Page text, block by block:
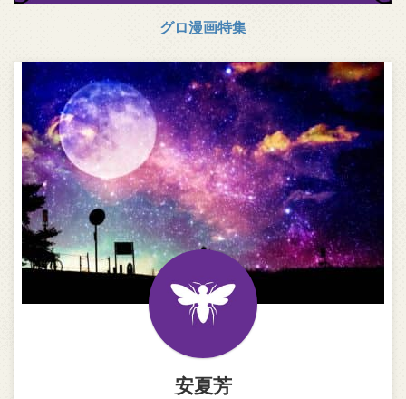
グロ漫画特集
安夏芳